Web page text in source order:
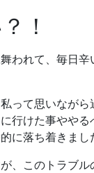
！
われて、毎日辛
って思いなが
行けた事ややる
に落ち着きまし
、このトラブル